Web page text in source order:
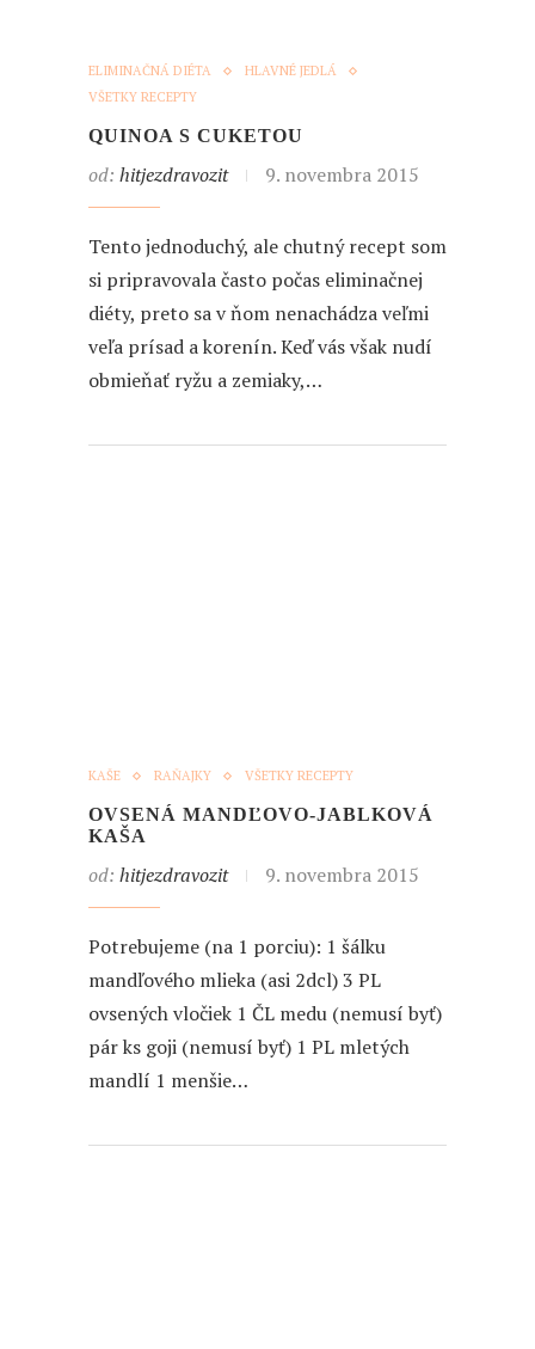
ELIMINAČNÁ DIÉTA
HLAVNÉ JEDLÁ
VŠETKY RECEPTY
QUINOA S CUKETOU
od: hitjezdravozit 9. novembra 2015
Tento jednoduchý, ale chutný recept som
si pripravovala často počas eliminačnej
diéty, preto sa v ňom nenachádza veľmi
veľa prísad a korenín. Keď vás však nudí
obmieňať ryžu a zemiaky,…
KAŠE RAŇAJKY VŠETKY RECEPTY
OVSENÁ MANDĽOVO-JABLKOVÁ
KAŠA
od: hitjezdravozit 9. novembra 2015
Potrebujeme (na 1 porciu): 1 šálku
mandľového mlieka (asi 2dcl) 3 PL
ovsených vločiek 1 ČL medu (nemusí byť)
pár ks goji (nemusí byť) 1 PL mletých
mandlí 1 menšie…